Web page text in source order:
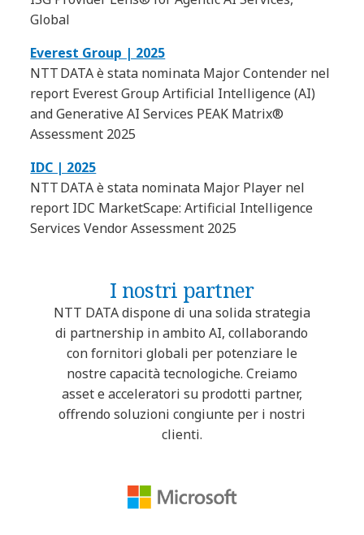
Global
Everest Group | 2025
NTT DATA è stata nominata Major Contender nel
report Everest Group Artificial Intelligence (AI)
and Generative AI Services PEAK Matrix®
Assessment 2025
IDC | 2025
NTT DATA è stata nominata Major Player nel
report IDC MarketScape: Artificial Intelligence
Services Vendor Assessment 2025
I nostri partner
NTT DATA dispone di una solida strategia
di partnership in ambito AI, collaborando
con fornitori globali per potenziare le
nostre capacità tecnologiche. Creiamo
asset e acceleratori su prodotti partner,
offrendo soluzioni congiunte per i nostri
clienti.